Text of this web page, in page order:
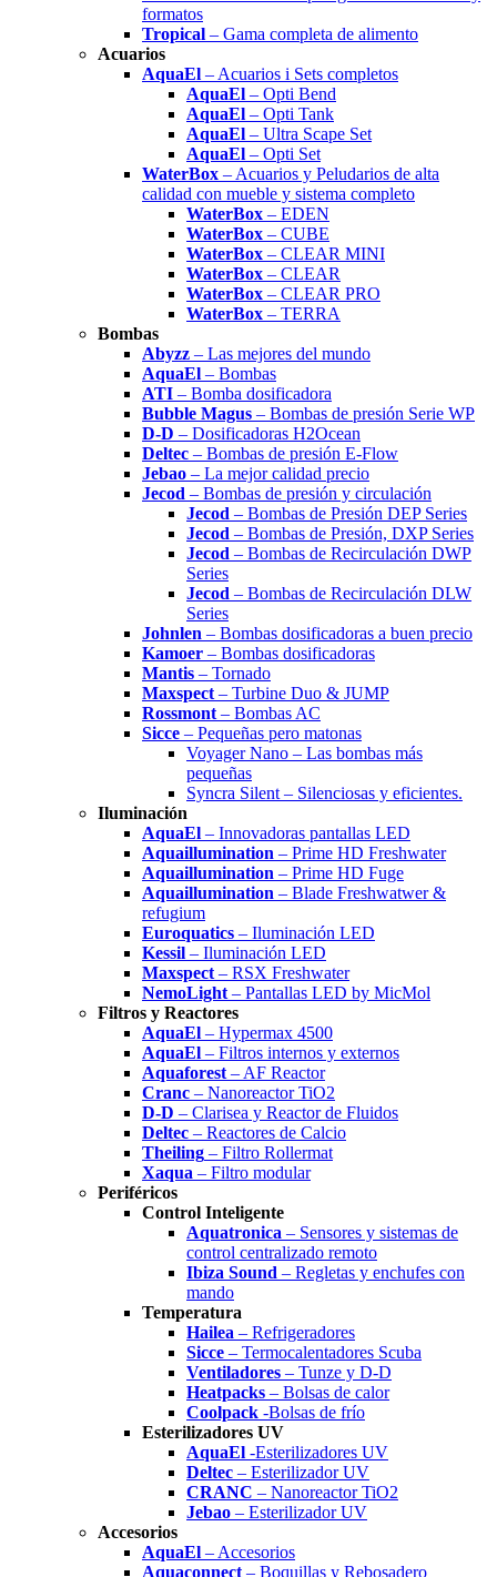
formatos
Tropical – Gama completa de alimento
Acuarios
AquaEl – Acuarios i Sets completos
AquaEl – Opti Bend
AquaEl – Opti Tank
AquaEl – Ultra Scape Set
AquaEl – Opti Set
WaterBox – Acuarios y Peludarios de alta
calidad con mueble y sistema completo
WaterBox – EDEN
WaterBox – CUBE
WaterBox – CLEAR MINI
WaterBox – CLEAR
WaterBox – CLEAR PRO
WaterBox – TERRA
Bombas
Abyzz – Las mejores del mundo
AquaEl – Bombas
ATI – Bomba dosificadora
Bubble Magus – Bombas de presión Serie WP
D-D – Dosificadoras H2Ocean
Deltec – Bombas de presión E-Flow
Jebao – La mejor calidad precio
Jecod – Bombas de presión y circulación
Jecod – Bombas de Presión DEP Series
Jecod – Bombas de Presión, DXP Series
Jecod – Bombas de Recirculación DWP
Series
Jecod – Bombas de Recirculación DLW
Series
Johnlen – Bombas dosificadoras a buen precio
Kamoer – Bombas dosificadoras
Mantis – Tornado
Maxspect – Turbine Duo & JUMP
Rossmont – Bombas AC
Sicce – Pequeñas pero matonas
Voyager Nano – Las bombas más
pequeñas
Syncra Silent – Silenciosas y eficientes.
Iluminación
AquaEl – Innovadoras pantallas LED
Aquaillumination – Prime HD Freshwater
Aquaillumination – Prime HD Fuge
Aquaillumination – Blade Freshwatwer &
refugium
Euroquatics – Iluminación LED
Kessil – Iluminación LED
Maxspect – RSX Freshwater
NemoLight – Pantallas LED by MicMol
Filtros y Reactores
AquaEl – Hypermax 4500
AquaEl – Filtros internos y externos
Aquaforest – AF Reactor
Cranc – Nanoreactor TiO2
D-D – Clarisea y Reactor de Fluidos
Deltec – Reactores de Calcio
Theiling – Filtro Rollermat
Xaqua – Filtro modular
Periféricos
Control Inteligente
Aquatronica – Sensores y sistemas de
control centralizado remoto
Ibiza Sound – Regletas y enchufes con
mando
Temperatura
Hailea – Refrigeradores
Sicce – Termocalentadores Scuba
Ventiladores – Tunze y D-D
Heatpacks – Bolsas de calor
Coolpack -Bolsas de frío
Esterilizadores UV
AquaEl -Esterilizadores UV
Deltec – Esterilizador UV
CRANC – Nanoreactor TiO2
Jebao – Esterilizador UV
Accesorios
AquaEl – Accesorios
Aquaconnect – Boquillas y Rebosadero